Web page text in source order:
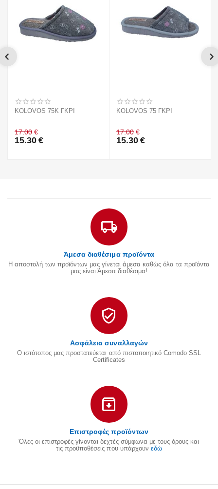
KOLOVOS 75K ΓΚΡΙ
17.00 €
15.30 €
KOLOVOS 75 ΓΚΡΙ
17.00 €
15.30 €
Άμεσα διαθέσιμα προϊόντα
Η αποστολή των προϊόντων μας γίνεται άμεσα καθώς όλα τα προϊόντα
μας είναι Άμεσα διαθέσιμα!
Ασφάλεια συναλλαγών
Ο ιστότοπος μας προστατεύεται από πιστοποιητικό Comodo SSL
Certificates
Επιστροφές προϊόντων
Όλες οι επιστροφές γίνονται δεχτές σύμφωνα με τους όρους και
τις προϋποθέσεις που υπάρχουν εδώ